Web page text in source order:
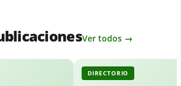
Ver todos →
DIRECTORIO